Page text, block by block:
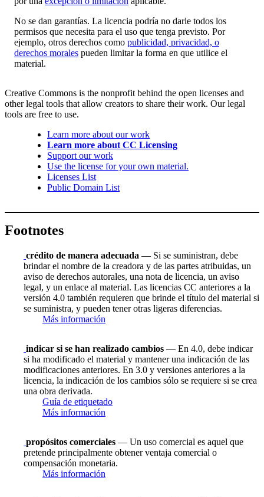
No se dan garantías. La licencia podría no darle todos los
permisos que necesita para el uso que tenga previsto. Por
ejemplo, otros derechos como publicidad, privacidad, o
derechos morales pueden limitar la forma en que utilice el
material.
Creative Commons is the nonprofit behind the open licenses and
other legal tools that allow creators to share their work. Our legal
tools are free to use.
Learn more about our work
Learn more about CC Licensing
Support our work
Use the license for your own material.
Licenses List
Public Domain List
Footnotes
crédito de manera adecuada — Si se suministran, debe
brindar el nombre de la creadora y de las partes atribuidas, un
aviso de derechos autorales, una nota de licencia, un aviso
legal, y un enlace al material. Las licencias CC anteriores a la
versión 4.0 también requieren que brinde el título del material si
se suministra, y pueden tener otras ligeras diferencias.
Más información
indicar si se han realizado cambios — En 4.0, debe indicar
si ha modificado el material y mantener una indicación de las
modificaciones anteriores. En 3.0 y versiones anteriores a la
licencia, la indicación de los cambios sólo se requiere si se crea
una obra derivada.
Guía de etiquetado
Más información
propósitos comerciales — Un uso comercial es aquel que
pretende principalmente obtener ventaja comercial o
compensación monetaria.
Más información